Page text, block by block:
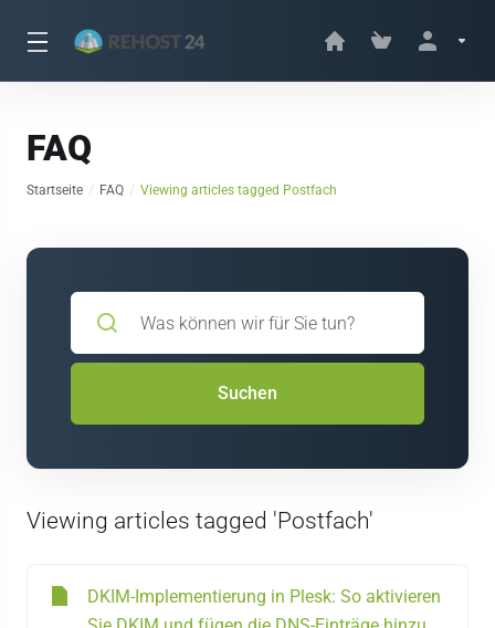
FAQ
Startseite FAQ Viewing articles tagged Postfach
Suchen
Viewing articles tagged 'Postfach'
DKIM-Implementierung in Plesk: So aktivieren